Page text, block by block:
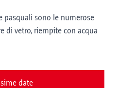
pasquali sono le numerose
di vetro, riempite con acqua
date